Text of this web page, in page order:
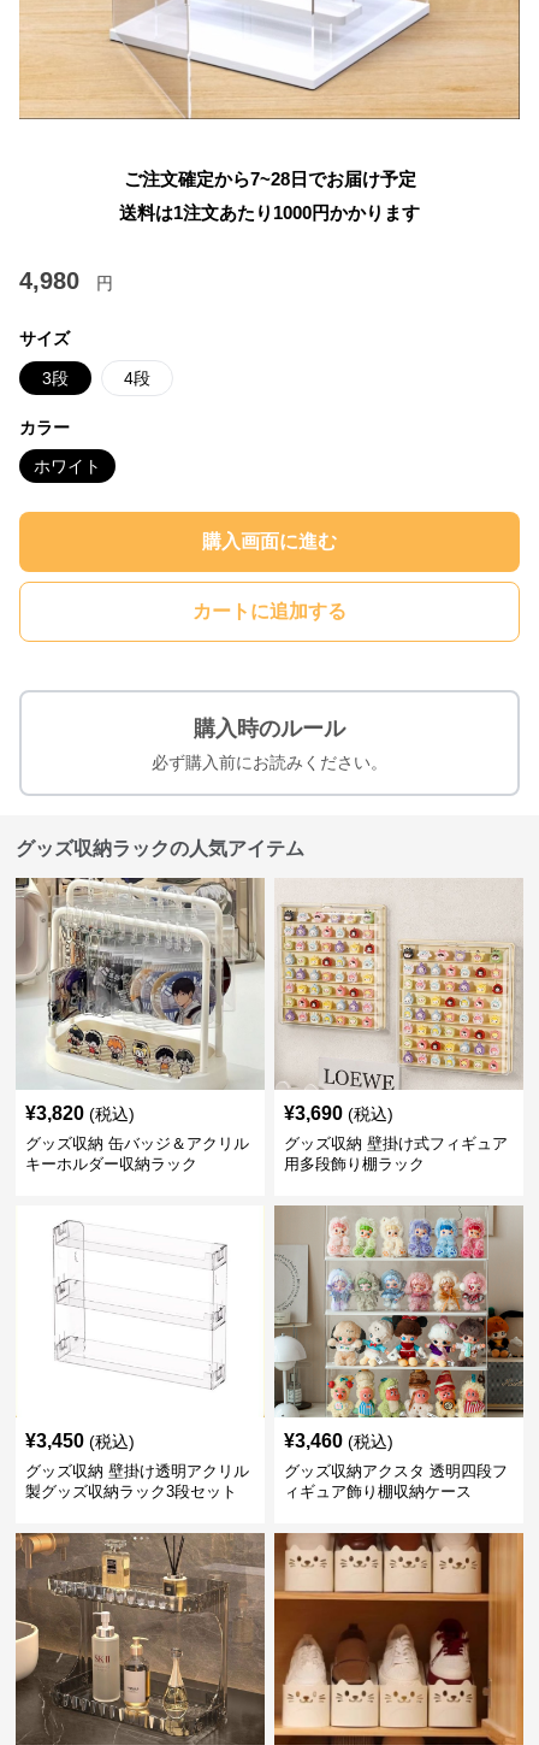
ご注文確定から7~28日でお届け予定
送料は1注文あたり 1000円かかります
4,980 円
サイズ
3段 4段
カラー
ホワイト
購入画面に進む
カートに追加する
購入時のルール
必ず購入前にお読みください。
グッズ収納ラックの人気アイテム
¥3,820 (税込)
グッズ収納 缶バッジ＆アクリル
キーホルダー収納ラック
¥3,690 (税込)
グッズ収納 壁掛け式フィギュア
用多段飾り棚ラック
¥3,450 (税込)
グッズ収納 壁掛け透明アクリル
製グッズ収納ラック3段セット
¥3,460 (税込)
グッズ収納アクスタ 透明四段フ
ィギュア飾り棚収納ケース